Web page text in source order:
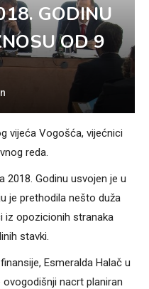
GODINU
OD 9
vijeća Vogošća, vijećnici
reda.
2018. Godinu usvojen je u
je prethodila nešto duža
iz opozicionih stranaka
stavki.
Esmeralda Halač u
nacrt planiran